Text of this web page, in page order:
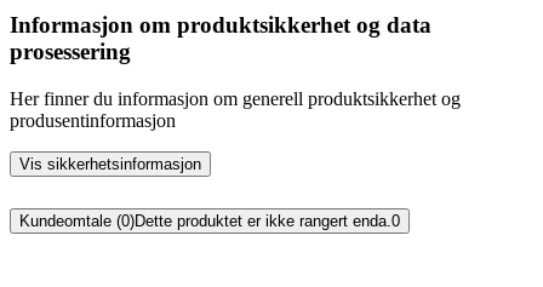
Informasjon om produktsikkerhet og data
prosessering
Her finner du informasjon om generell produktsikkerhet og
produsentinformasjon
Vis sikkerhetsinformasjon
Kundeomtale (0)Dette produktet er ikke rangert enda. 0